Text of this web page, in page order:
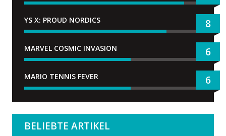
YS X: PROUD NORDICS 8
MARVEL COSMIC INVASION 6
MARIO TENNIS FEVER 6
BELIEBTE ARTIKEL